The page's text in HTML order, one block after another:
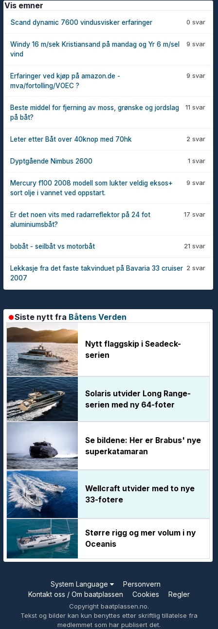
Vis emner
0 svar
Scand dynamic 7600 vindusvisker erfaringer
9 svar
Windy 16 m/sek Kristiansand på mandag og Yr 6 m/sel
vind
9 svar
Erfaringer ved kjøp på amazon.de -
mva/fortolling/VOEC ?
11 svar
Beste middel for fjerning av moss, grønske og jordslag
på båt?
2 svar
Leter etter Båt over 40knop med 70hk
1 svar
Dyptgående Nimbus 2600
9 svar
Mercury f100 2008 modell som lukter veldig eksos+
sort olje i vannet ved oppstart.
17 svar
Er det noen vits med radarreflektor på 24 fot
aluminiumsbåt?
21 svar
bobåt - seilbåt vs motorbåt
2 svar
Lekkasje fra det faste takvinduet på Bavaria 33 cruiser
2007
Siste nytt fra Båtens Verden
Nytt flaggskip i Seadeck-
serien
Solaris utvider Long Range-
serien med ny 64-foter
Se bildene: Her er Brabus' nye
superkatamaran
Wellcraft utvider med to nye
33-fotere
Større rigg og mer volum i ny
Oceanis
System Language
Personvern
Kontakt oss / Om baatplassen
Cookies Regler
Copyright baatplassen.no.
Tekst og bilder kan kun benyttes etter skriftlig tillatelse fra
medlemmet som har publisert det.